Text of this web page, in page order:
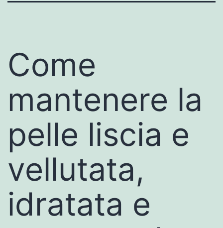
Come
mantenere la
pelle liscia e
vellutata,
idratata e